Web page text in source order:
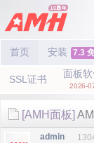
首页 安装 7.3
SSL证书 面板
2026-
[AMH面板]
admin